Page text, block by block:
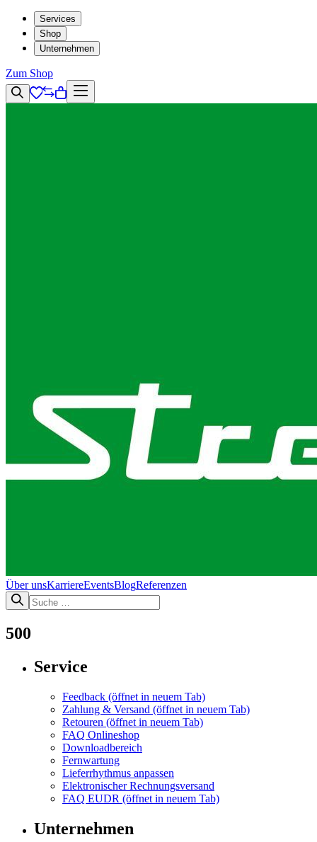
Services
Shop
Unternehmen
Zum Shop
Über unsKarriereEventsBlogReferenzen
500
Service
Feedback (öffnet in neuem Tab)
Zahlung & Versand (öffnet in neuem Tab)
Retouren (öffnet in neuem Tab)
FAQ Onlineshop
Downloadbereich
Fernwartung
Lieferrhythmus anpassen
Elektronischer Rechnungsversand
FAQ EUDR (öffnet in neuem Tab)
Unternehmen